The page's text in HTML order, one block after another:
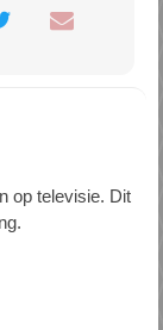
op televisie. Dit